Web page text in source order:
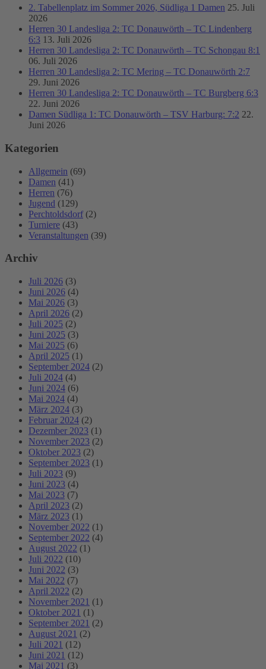
2. Tabellenplatz im Sommer 2026, Südliga 1 Damen 25. Juli
2026
Herren 30 Landesliga 2: TC Donauwörth – TC Lindenberg
6:3 13. Juli 2026
Herren 30 Landesliga 2: TC Donauwörth – TC Schongau 8:1
06. Juli 2026
Herren 30 Landesliga 2: TC Mering – TC Donauwörth 2:7
29. Juni 2026
Herren 30 Landesliga 2: TC Donauwörth – TC Burgberg 6:3
22. Juni 2026
Damen Südliga 1: TC Donauwörth – TSV Harburg: 7:2 22.
Juni 2026
Kategorien
Allgemein (69)
Damen (41)
Herren (76)
Jugend (129)
Perchtoldsdorf (2)
Turniere (43)
Veranstaltungen (39)
Archiv
Juli 2026 (3)
Juni 2026 (4)
Mai 2026 (3)
April 2026 (2)
Juli 2025 (2)
Juni 2025 (3)
Mai 2025 (6)
April 2025 (1)
September 2024 (2)
Juli 2024 (4)
Juni 2024 (6)
Mai 2024 (4)
März 2024 (3)
Februar 2024 (2)
Dezember 2023 (1)
November 2023 (2)
Oktober 2023 (2)
September 2023 (1)
Juli 2023 (9)
Juni 2023 (4)
Mai 2023 (7)
April 2023 (2)
März 2023 (1)
November 2022 (1)
September 2022 (4)
August 2022 (1)
Juli 2022 (10)
Juni 2022 (3)
Mai 2022 (7)
April 2022 (2)
November 2021 (1)
Oktober 2021 (1)
September 2021 (2)
August 2021 (2)
Juli 2021 (12)
Juni 2021 (12)
Mai 2021 (3)